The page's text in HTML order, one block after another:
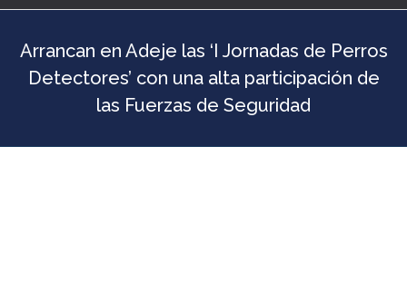
Arrancan en Adeje las ‘I Jornadas de Perros
Detectores’ con una alta participación de
las Fuerzas de Seguridad